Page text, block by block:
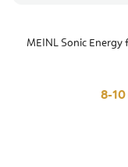
MEINL Sonic
8-